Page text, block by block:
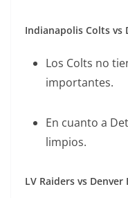
Indianapolis Colts vs
Los Colts no
importantes.
En cuanto a
limpios.
LV Raiders vs Denver